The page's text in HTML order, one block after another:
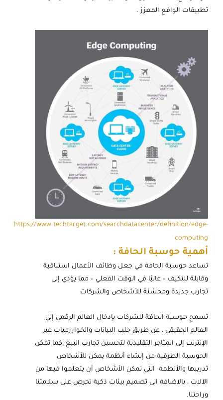
تطبيقات الواقع المعزز .
https://www.techtarget.com/searchdatacenter/definition/edge-
computing
أهمية حوسبة الحافة :
تساعد حوسبة الحافة في جعل وظائف الأعمال استباقية
وقابلة للتكيف – غالبًا في الوقت الفعلي – مما يؤدي إلى
تجارب جديدة ومحسّنة للأشخاص والشركات
تسمح حوسبة الحافة للشركات بإدخال العالم الرقمي إلى
العالم الحقيقي ، عن طريق جلب البيانات والخوارزميات عبر
الإنترنت إلى المتاجر التقليدية لتحسين تجارب البيع ،كما تمكن
الحوسبة الطرفية من إنشاء أنظمة يمكن للأشخاص
تدريبها والأنظمة التي تمكن الأشخاص أن يتعلموا فيها من
الآلات ، بالاضافة الى تصميم بيئات ذكية تحرص على سلامتنا
وراحتنا.